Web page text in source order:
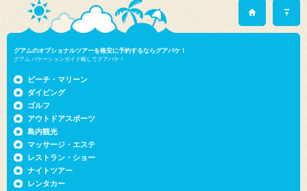
グアムのオプショナルツアーを格安に予約するならグアバケ！
グアム バケーションガイド略してグアバケ！
ビーチ・マリーン
ダイビング
ゴルフ
アウトドアスポーツ
島内観光
マッサージ・エステ
レストラン・ショー
ナイトツアー
レンタカー